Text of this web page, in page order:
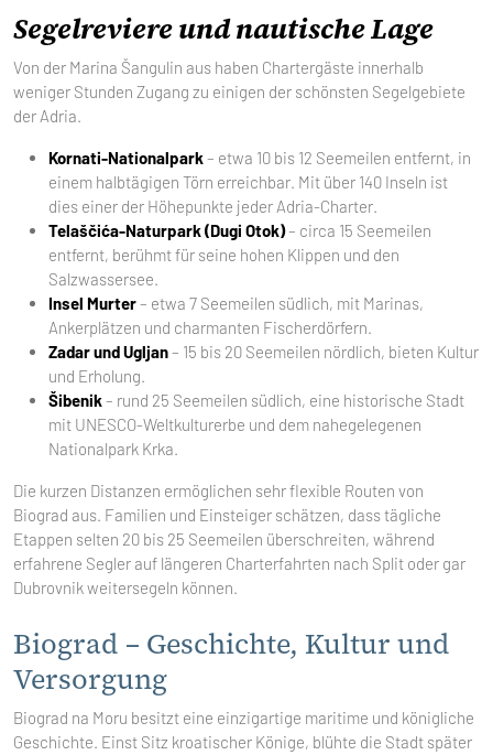
Segelreviere und nautische Lage
Von der Marina Šangulin aus haben Chartergäste innerhalb
weniger Stunden Zugang zu einigen der schönsten Segelgebiete
der Adria.
Kornati-Nationalpark– etwa 10 bis 12 Seemeilen entfernt, in
einem halbtägigen Törn erreichbar. Mit über 140 Inseln ist
dies einer der Höhepunkte jeder Adria-Charter.
Telaščića-Naturpark (Dugi Otok)– circa 15 Seemeilen
entfernt, berühmt für seine hohen Klippen und den
Salzwassersee.
Insel Murter– etwa 7 Seemeilen südlich, mit Marinas,
Ankerplätzen und charmanten Fischerdörfern.
Zadar und Ugljan– 15 bis 20 Seemeilen nördlich, bieten Kultur
und Erholung.
Šibenik– rund 25 Seemeilen südlich, eine historische Stadt
mit UNESCO-Weltkulturerbe und dem nahegelegenen
Nationalpark Krka.
Die kurzen Distanzen ermöglichen sehr flexible Routen von
Biograd aus. Familien und Einsteiger schätzen, dass tägliche
Etappen selten 20 bis 25 Seemeilen überschreiten, während
erfahrene Segler auf längeren Charterfahrten nach Split oder gar
Dubrovnik weitersegeln können.
Biograd – Geschichte, Kultur und
Versorgung
Biograd na Moru besitzt eine einzigartige maritime und königliche
Geschichte. Einst Sitz kroatischer Könige, blühte die Stadt später